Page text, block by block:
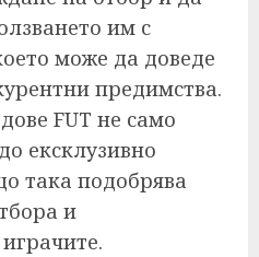
им с
може да доведе
предимства.
FUT не само
ексклузивно
така подобрява
и